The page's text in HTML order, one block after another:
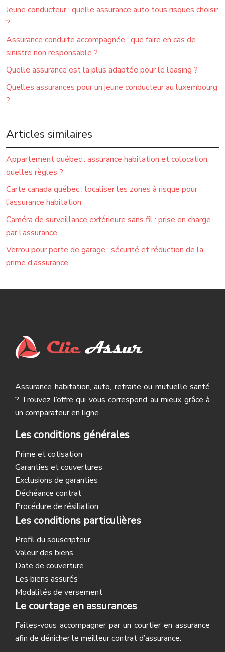
Jeune conducteur : quelle assurance auto tous risques choisir
?
Assurance conduite accompagnée : que faire en cas de
sinistre non responsable ?
Quelle assurance est la plus adaptée pour le leasing ?
Quelles assurances pour un jeune conducteur au luxembourg
?
Articles similaires
Appartement québec : assurance habitation et colocation,
quelles règles ?
Carte canada québec : localiser les zones à risque pour
l’assurance habitation
Caméra de surveillance extérieure sans fil : prise en charge
par l’assurance
Verrou pour porte de garage : sécurité et réduction de la
prime d’assurance
Assurance habitation, auto, retraite ou mutuelle santé
? Trouvez l’offre qui vous correspond au mieux grâce à
un comparateur en ligne.
Les conditions générales
Prime et cotisation
Garanties et couvertures
Exclusions de garanties
Déchéance contrat
Procédure de résiliation
Les conditions particulières
Profil du souscripteur
Valeur des biens
Date de couverture
Les biens assurés
Modalités de versement
Le courtage en assurances
Faites-vous accompagner par un courtier en assurance
afin de dénicher le meilleur contrat d’assurance.